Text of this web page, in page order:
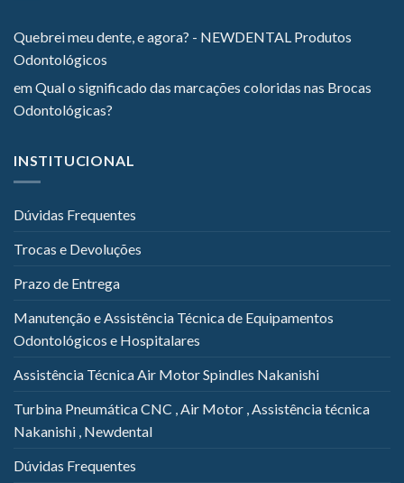
Quebrei meu dente, e agora? - NEWDENTAL Produtos
Odontológicos
emQual o significado das marcações coloridas nas Brocas
Odontológicas?
INSTITUCIONAL
Dúvidas Frequentes
Trocas e Devoluções
Prazo de Entrega
Manutenção e Assistência Técnica de Equipamentos
Odontológicos e Hospitalares
Assistência Técnica Air Motor Spindles Nakanishi
Turbina Pneumática CNC , Air Motor , Assistência técnica
Nakanishi , Newdental
Dúvidas Frequentes